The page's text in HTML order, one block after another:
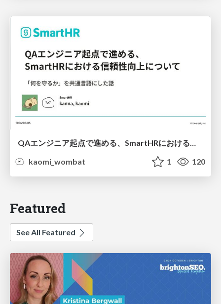
QAエンジニア起点で進める、SmartHRにおける信頼性向上について
kaomi_wombat
1 120
Featured
See All Featured